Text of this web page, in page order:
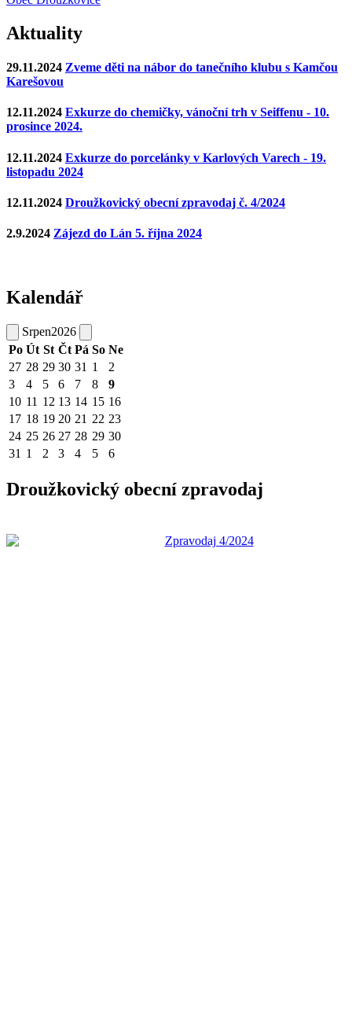
Aktuality
29.11.2024 Zveme děti na nábor do tanečního klubu s Kamčou
Karešovou
12.11.2024 Exkurze do chemičky, vánoční trh v Seiffenu - 10.
prosince 2024.
12.11.2024 Exkurze do porcelánky v Karlových Varech - 19.
listopadu 2024
12.11.2024 Droužkovický obecní zpravodaj č. 4/2024
2.9.2024 Zájezd do Lán 5. října 2024
Kalendář
Srpen2026
Po Út St Čt Pá So Ne
27 28 29 30 31 1
2
3
4 5 6 7 8
9
10 11 12 13 14 15 16
17 18 19 20 21 22 23
24 25 26 27 28 29 30
31 1 2 3 4 5 6
Droužkovický obecní zpravodaj